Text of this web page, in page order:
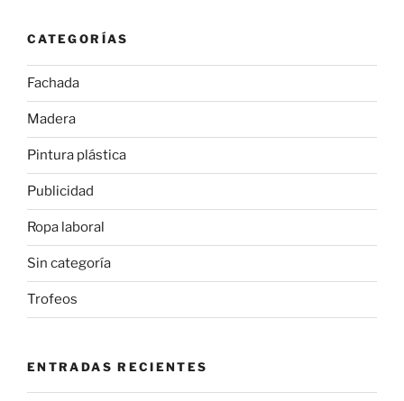
CATEGORÍAS
Fachada
Madera
Pintura plástica
Publicidad
Ropa laboral
Sin categoría
Trofeos
ENTRADAS RECIENTES